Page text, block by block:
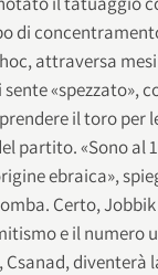
di
attraversa
«spezzato»,
il toro per
partito. «Sono al
ebraica»,
Certo,
e il numero
Csanad, diventerà